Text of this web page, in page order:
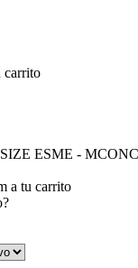
carrito
a tu carrito